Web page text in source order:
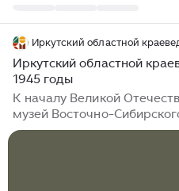
Иркутский областной
1945 годы
К началу Великой
музей Восточно-
Русского